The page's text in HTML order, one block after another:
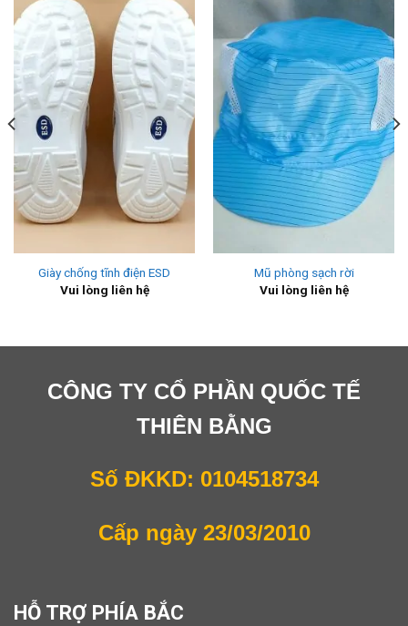
Giày chống tĩnh điện ESD
Vui lòng liên hệ
Mũ phòng sạch rời
Vui lòng liên hệ
CÔNG TY CỔ PHẦN QUỐC TẾ
THIÊN BẰNG
Số ĐKKD: 0104518734
Cấp ngày 23/03/2010
HỖ TRỢ PHÍA BẮC